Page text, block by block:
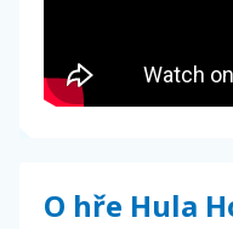
O hře Hula